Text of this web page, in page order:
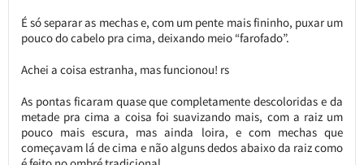
É só separar as mechas e, com um pente mais fininho, puxar um
pouco do cabelo pra cima, deixando meio “farofado”.
Achei a coisa estranha, mas funcionou! rs
As pontas ficaram quase que completamente descoloridas e da
metade pra cima a coisa foi suavizando mais, com a raiz um
pouco mais escura, mas ainda loira, e com mechas que
começavam lá de cima e não alguns dedos abaixo da raiz como